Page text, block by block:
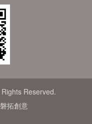
Reserved.
拓創意